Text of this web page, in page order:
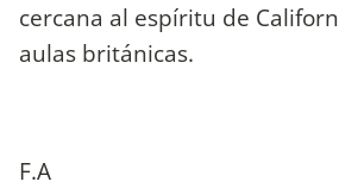
cercana al espíritu de
aulas británicas.
F.A